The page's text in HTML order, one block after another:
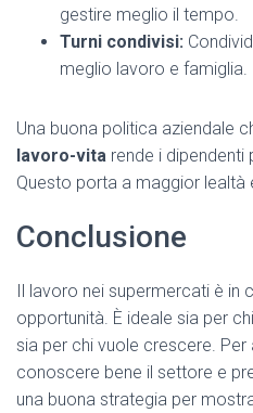
gestire meglio il tempo.
Turni condivisi:
meglio lavoro e famiglia.
Una buona politica aziendale
lavoro-vita rende i
Questo porta a maggior lealtà
Conclusione
Il lavoro nei supermercati è in
opportunità. È ideale sia per
sia per chi vuole crescere.
conoscere bene il settore e
una buona strategia per